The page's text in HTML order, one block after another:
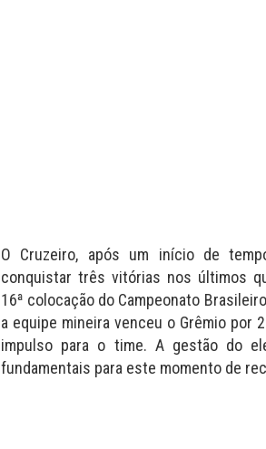
O Cruzeiro, após um início de
conquistar três vitórias nos últimos
16ª colocação do Campeonato
a equipe mineira venceu o Grêmio por
impulso para o time. A gestão do
fundamentais para este momento de